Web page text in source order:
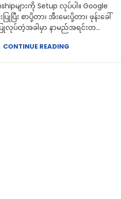
များကို Setup လုပ်ပါ။ Google
ပြီး စာပို့တာ၊ အီးမေးပို့တာ၊ ဖုန်းခေါ်
လုပ်တဲ့အခါမှာ နာမည်အရင်းတ...
CONTINUE READING